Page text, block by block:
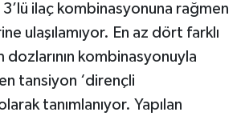
3’lü ilaç kombinasyonuna rağmen
ulaşılamıyor. En az dört farklı
dozlarının kombinasyonuyla
tansiyon ‘dirençli
tanımlanıyor. Yapılan